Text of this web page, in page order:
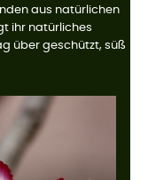
aus natürlichen
ihr natürliches
über geschützt, süß